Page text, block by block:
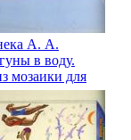
А. А.
в воду.
мозаики для
санатория
министров
в Сочи. 1960-е